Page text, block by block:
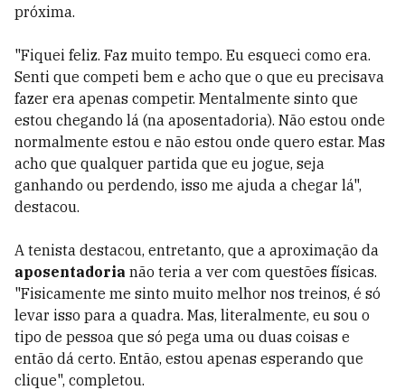
próxima.
"Fiquei feliz. Faz muito tempo. Eu esqueci como era.
Senti que competi bem e acho que o que eu precisava
fazer era apenas competir. Mentalmente sinto que
estou chegando lá (na aposentadoria). Não estou onde
normalmente estou e não estou onde quero estar. Mas
acho que qualquer partida que eu jogue, seja
ganhando ou perdendo, isso me ajuda a chegar lá",
destacou.
A tenista destacou, entretanto, que a aproximação da
aposentadoria não teria a ver com questões físicas.
"Fisicamente me sinto muito melhor nos treinos, é só
levar isso para a quadra. Mas, literalmente, eu sou o
tipo de pessoa que só pega uma ou duas coisas e
então dá certo. Então, estou apenas esperando que
clique", completou.